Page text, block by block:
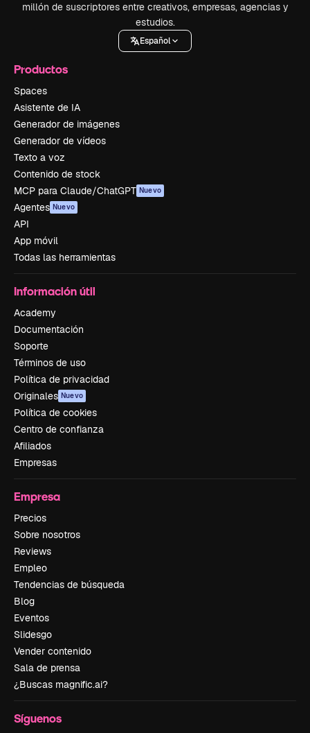
millón de suscriptores entre creativos, empresas, agencias y
estudios.
Español
Productos
Spaces
Asistente de IA
Generador de imágenes
Generador de vídeos
Texto a voz
Contenido de stock
MCP para Claude/ChatGPT Nuevo
Agentes Nuevo
API
App móvil
Todas las herramientas
Información útil
Academy
Documentación
Soporte
Términos de uso
Política de privacidad
Originales Nuevo
Política de cookies
Centro de confianza
Afiliados
Empresas
Empresa
Precios
Sobre nosotros
Reviews
Empleo
Tendencias de búsqueda
Blog
Eventos
Slidesgo
Vender contenido
Sala de prensa
¿Buscas magnific.ai?
Síguenos